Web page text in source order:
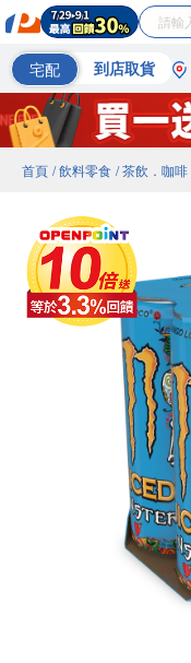
宅配 到店取貨
首頁 / 飲料零食 / 茶飲．咖啡